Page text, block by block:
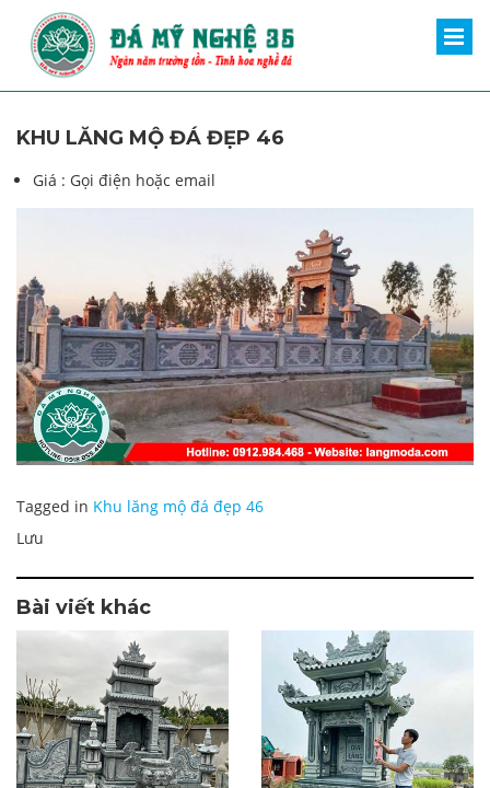
KHU LĂNG MỘ ĐÁ ĐẸP 46
Giá : Gọi điện hoặc email
Tagged in Khu lăng mộ đá đẹp 46
Lưu
Bài viết khác